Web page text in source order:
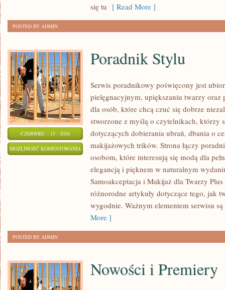
się tu [ Read More ]
POSTED BY ADMIN
CZERWIEC - 15 - 2026
MOŻLIWOŚĆ KOMENTOWANIA PORADNIK
STYLU
Poradnik Stylu
Serwis poradnikowy poświęcony jest
pielęgnacyjnym, upiększaniu twarzy oraz
dla osób, które chcą czuć się dobrze
stworzone z myślą o czytelnikach, którzy
dotyczących dobierania ubrań, dbania o
makijażowych trików. Strona łączy
osobom, które interesują się modą dla
elegancją i pięknem w naturalnym
Samoakceptacja i Makijaż dla Twarzy
różnorodne artykuły dotyczące tego, jak
wygodnie. Ważnym elementem serwisu
More ]
POSTED BY ADMIN
Nowości i Premiery